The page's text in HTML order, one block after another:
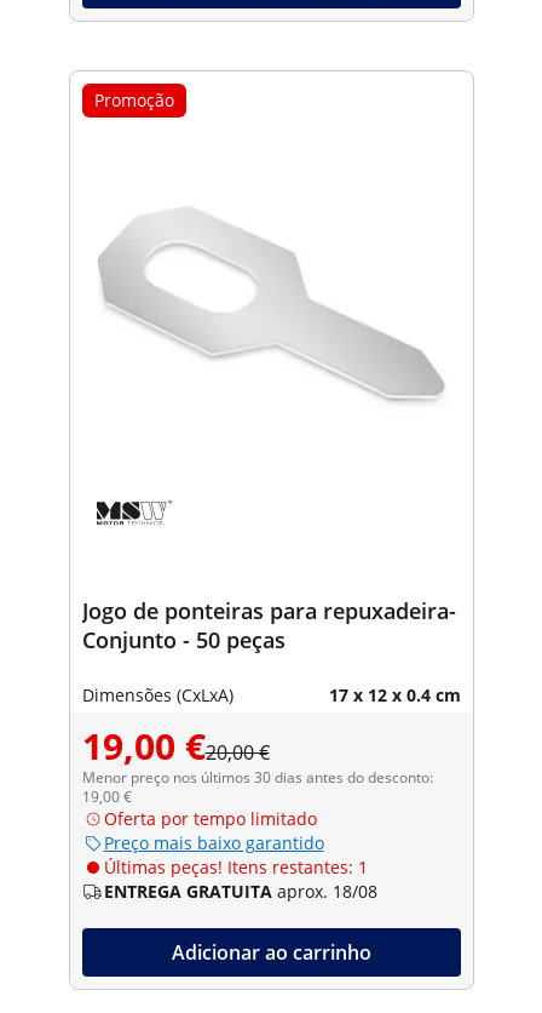
Promoção
Jogo de ponteiras para repuxadeira-
Conjunto - 50 peças
Dimensões (CxLxA) 17 x 12 x 0.4 cm
19,00 €20,00 €
Menor preço nos últimos 30 dias antes do desconto:
19,00 €
Oferta por tempo limitado
Preço mais baixo garantido
Últimas peças! Itens restantes: 1
ENTREGA GRATUITA aprox. 18/08
Adicionar ao carrinho